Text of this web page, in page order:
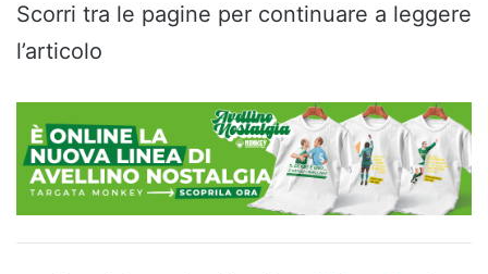
Scorri tra le pagine per continuare a leggere
l’articolo